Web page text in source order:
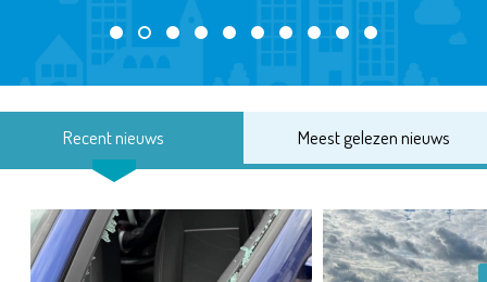
Recent nieuws Meest gelezen nieuws